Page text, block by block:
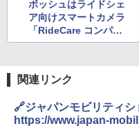
ボッシュはライドシェ
ア向けスマートカメラ
「RideCare コンパニ
オン」展示 「未来の自
の世界にも広がってい
関連リンク
🔗ジャパンモビリティシ
https://www.japan-